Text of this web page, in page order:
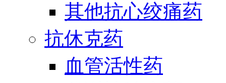
其他抗心绞痛药
抗休克药
血管活性药